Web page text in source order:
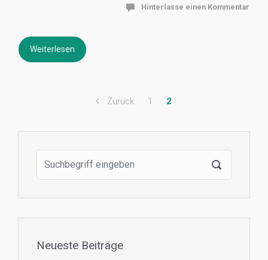
Hinterlasse einen Kommentar
Weiterlesen
Zurück 1 2
Neueste Beiträge